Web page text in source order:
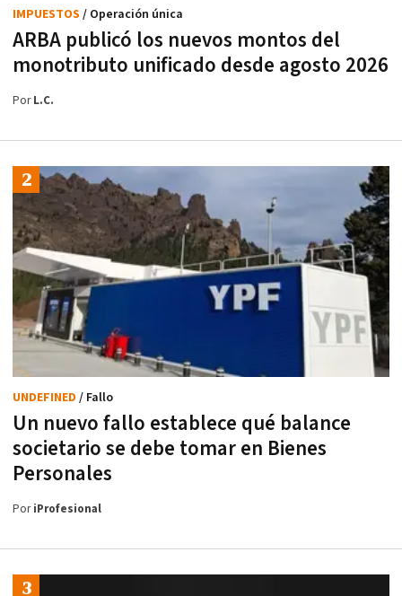
ARBA publicó los nuevos montos del
monotributo unificado desde agosto 2026
IMPUESTOS / Operación única
PorL.C.
Un nuevo fallo establece qué balance
societario se debe tomar en Bienes
Personales
UNDEFINED / Fallo
PoriProfesional